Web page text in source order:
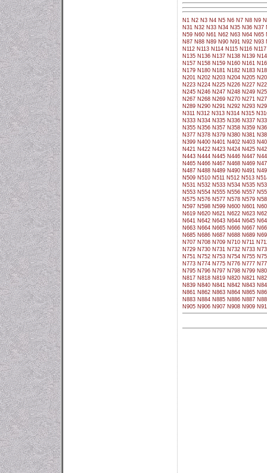
N1 N2 N3 N4 N5 N6 N7 N8 N9
N31 N32 N33 N34 N35 N36 N37
N59 N60 N61 N62 N63 N64 N65
N87 N88 N89 N90 N91 N92 N93
N112 N113 N114 N115 N116 N117
N135 N136 N137 N138 N139
N157 N158 N159 N160 N161
N179 N180 N181 N182 N183
N201 N202 N203 N204 N205
N223 N224 N225 N226 N227
N245 N246 N247 N248 N249
N267 N268 N269 N270 N271
N289 N290 N291 N292 N293
N311 N312 N313 N314 N315
N333 N334 N335 N336 N337
N355 N356 N357 N358 N359
N377 N378 N379 N380 N381
N399 N400 N401 N402 N403
N421 N422 N423 N424 N425
N443 N444 N445 N446 N447
N465 N466 N467 N468 N469
N487 N488 N489 N490 N491
N509 N510 N511 N512 N513
N531 N532 N533 N534 N535
N553 N554 N555 N556 N557
N575 N576 N577 N578 N579
N597 N598 N599 N600 N601
N619 N620 N621 N622 N623
N641 N642 N643 N644 N645
N663 N664 N665 N666 N667
N685 N686 N687 N688 N689
N707 N708 N709 N710 N711
N729 N730 N731 N732 N733
N751 N752 N753 N754 N755
N773 N774 N775 N776 N777
N795 N796 N797 N798 N799
N817 N818 N819 N820 N821
N839 N840 N841 N842 N843
N861 N862 N863 N864 N865
N883 N884 N885 N886 N887
N905 N906 N907 N908 N909